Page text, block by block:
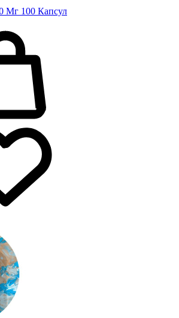
Мг 100 Капсул